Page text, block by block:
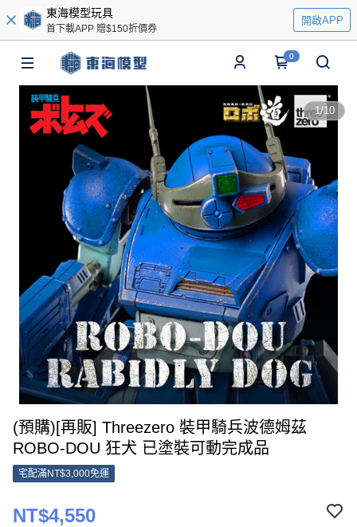
東海模型玩具
首下載APP 贈$150折價券
開啟APP
0
1/10
(預購)[再販] Threezero 裝甲騎兵波德姆茲
ROBO-DOU 狂犬 已塗裝可動完成品
宅配滿NT$3,000免運
NT$4,550